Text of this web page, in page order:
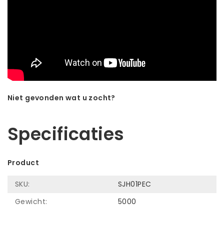
Niet gevonden wat u zocht?
Specificaties
Product
SKU:
SJH01PEC
Gewicht:
5000